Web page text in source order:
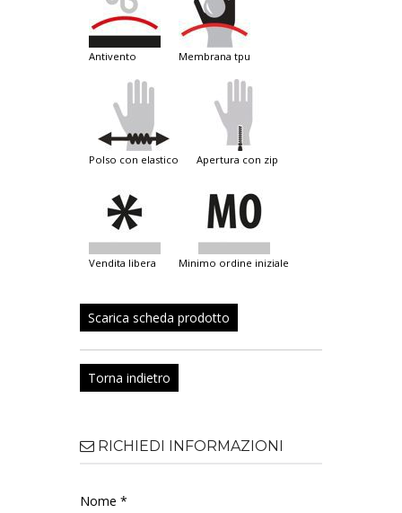
antivento membrana tpu
polso con elastico apertura con zip
vendita libera minimo ordine iniziale
Scarica scheda prodotto
Torna indietro
RICHIEDI INFORMAZIONI
Nome *